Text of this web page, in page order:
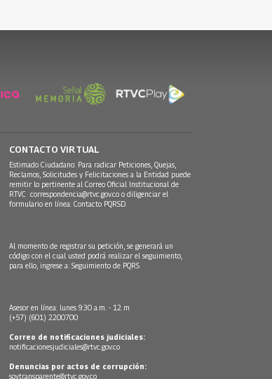
CONTACTO VIRTUAL
Estimado Ciudadano: Para radicar Peticiones, Quejas,
Reclamos, Solicitudes y Felicitaciones a la Entidad puede
remitir lo pertinente al Correo Oficial Institucional de
RTVC correspondencia@rtvc.gov.co o diligenciar el
formulario en línea: Contacto PQRSD.
Al momento de registrar su petición, se generará un
código con el cual usted podrá realizar el seguimiento,
para ello, ingrese a: Seguimiento de PQRS
Asesor en línea: lunes 9:30 a.m. - 12 m
(+57) (601) 2200700
Correo de notificaciones judiciales:
notificacionesjudiciales@rtvc.gov.co
Denuncias por actos de corrupción:
soytransparente@rtvc.gov.co